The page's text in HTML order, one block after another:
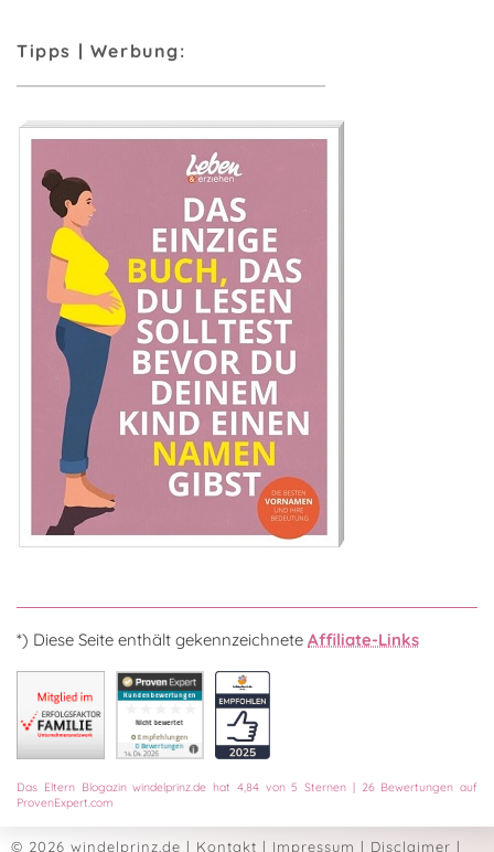
Tipps | Werbung:
*) Diese Seite enthält gekennzeichnete Affiliate-Links
Das Eltern Blogazin windelprinz.de hat 4,84von5 Sternen | 26Bewertungen auf
ProvenExpert.com
© 2026 windelprinz.de | Kontakt | Impressum | Disclaimer |